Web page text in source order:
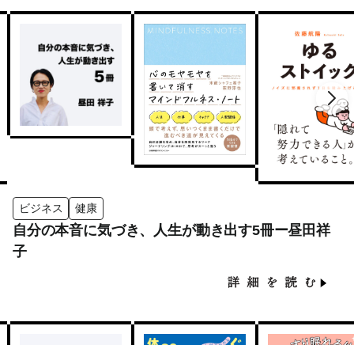
ビジネス 健康
自分の本音に気づき、人生が動き出す5冊ー昼田祥
子